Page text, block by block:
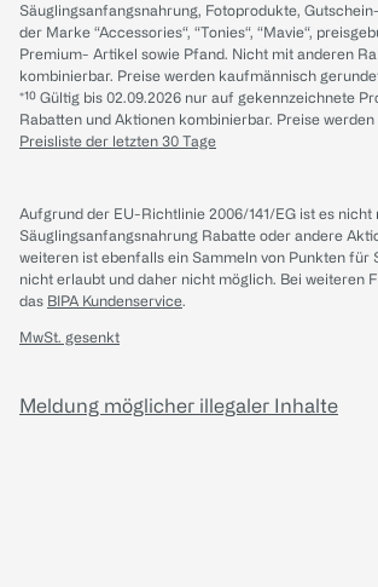
Säuglingsanfangsnahrung, Fotoprodukte,
der Marke “Accessories“, “Tonies“, “Mavie“,
Premium- Artikel sowie Pfand. Nicht mit anderen
kombinierbar. Preise werden kaufmännisch
*¹⁰ Gültig bis 02.09.2026 nur auf gekennzeichnete
Rabatten und Aktionen kombinierbar. Preise
Preisliste der letzten 30 Tage
Aufgrund der EU-Richtlinie 2006/141/EG ist es nicht
Säuglingsanfangsnahrung Rabatte oder andere
weiteren ist ebenfalls ein Sammeln von Punkten für
nicht erlaubt und daher nicht möglich. Bei weiteren
das BIPA Kundenservice.
MwSt. gesenkt
Meldung möglicher illegaler Inhalte